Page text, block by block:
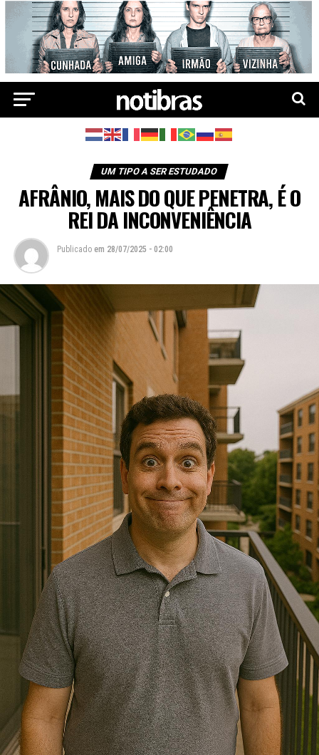
UM TIPO A SER ESTUDADO
AFRÂNIO, MAIS DO QUE PENETRA, É O
REI DA INCONVENIÊNCIA
Publicado em 28/07/2025 - 02:00